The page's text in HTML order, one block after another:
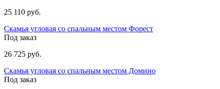
25 110 руб.
Скамья угловая со спальным местом Форест
Под заказ
26 725 руб.
Скамья угловая со спальным местом Домино
Под заказ